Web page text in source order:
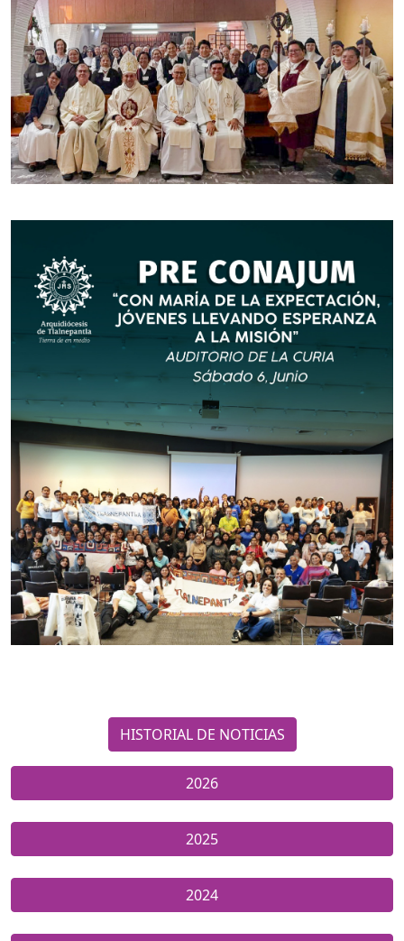
HISTORIAL DE NOTICIAS
2026
2025
2024